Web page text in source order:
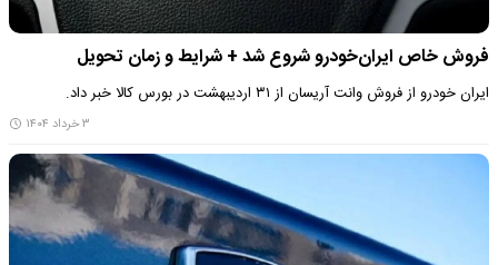
فروش خاص ایران‌خودرو شروع شد + شرایط و زمان تحویل
ایران خودرو از فروش وانت آریسان از ۳۱ اردیبهشت در بورس کالا خبر داد.
۳ خرداد ۱۴۰۴